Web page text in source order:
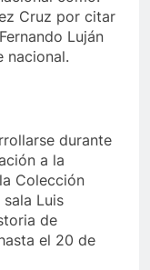
Cruz por citar
Luján
nacional.
durante
a la
Colección
sala Luis
de
el 20 de